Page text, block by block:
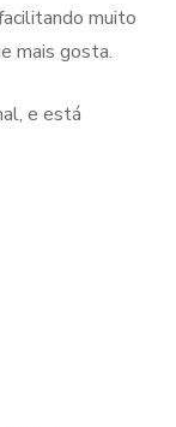
muito
mais gosta.
e está